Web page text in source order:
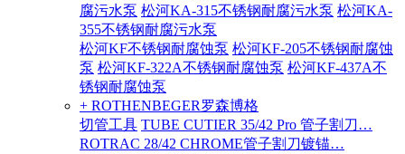
腐污水泵 松河KA-315不锈钢耐腐污水泵 松河KA-
355不锈钢耐腐污水泵
松河KF不锈钢耐腐蚀泵 松河KF-205不锈钢耐腐蚀
泵 松河KF-322A不锈钢耐腐蚀泵 松河KF-437A不
锈钢耐腐蚀泵
+ ROTHENBEGER罗森博格
切管工具 TUBE CUTIER 35/42 Pro 管子割刀…
ROTRAC 28/42 CHROME管子割刀镀锚…